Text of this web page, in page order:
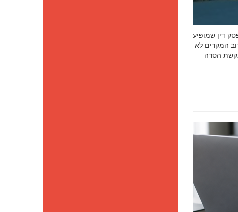
פסק דין שמופיע
המקרים לא
בקשת הסרה